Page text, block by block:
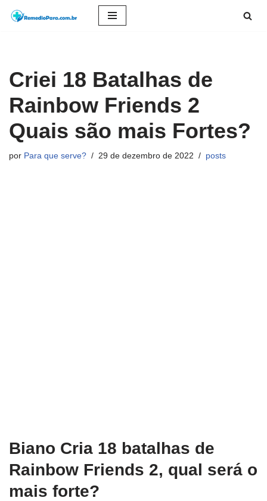
conteúdo
Criei 18 Batalhas de
Rainbow Friends 2
Quais são mais Fortes?
por Para que serve? 29 de dezembro de 2022 posts
Biano Cria 18 batalhas de
Rainbow Friends 2, qual será o
mais forte?